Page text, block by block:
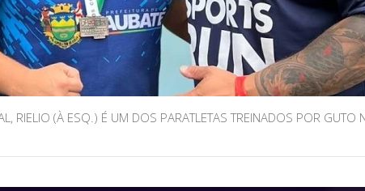
RIELIO (À ESQ.) É UM DOS PARATLETAS TREINADOS POR GUTO